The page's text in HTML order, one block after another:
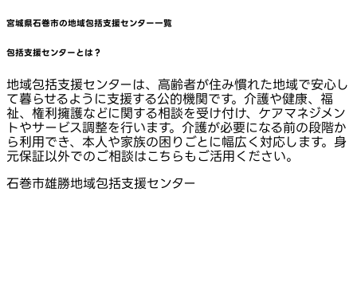
宮城県石巻市の地域包括支援センター一覧
包括支援センターとは？
地域包括支援センターは、高齢者が住み慣れた地域で安心し
て暮らせるように支援する公的機関です。介護や健康、福
祉、権利擁護などに関する相談を受け付け、ケアマネジメン
トやサービス調整を行います。介護が必要になる前の段階か
ら利用でき、本人や家族の困りごとに幅広く対応します。身
元保証以外でのご相談はこちらもご活用ください。
石巻市雄勝地域包括支援センター